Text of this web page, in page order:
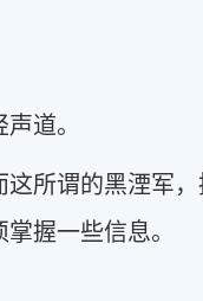
道。
所谓的黑湮军
握一些信息。